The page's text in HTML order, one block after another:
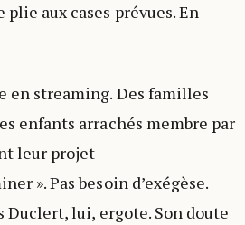
aux cases prévues. En
en streaming. Des familles
enfants arrachés membre par
leur projet
». Pas besoin d’exégèse.
Duclert, lui, ergote. Son doute